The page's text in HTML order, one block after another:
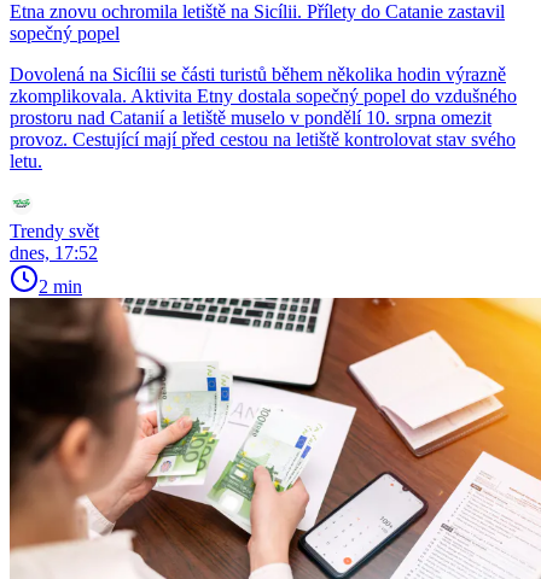
Etna znovu ochromila letiště na Sicílii. Přílety do Catanie zastavil
sopečný popel
Dovolená na Sicílii se části turistů během několika hodin výrazně
zkomplikovala. Aktivita Etny dostala sopečný popel do vzdušného
prostoru nad Catanií a letiště muselo v pondělí 10. srpna omezit
provoz. Cestující mají před cestou na letiště kontrolovat stav svého
letu.
Trendy svět
dnes, 17:52
2 min